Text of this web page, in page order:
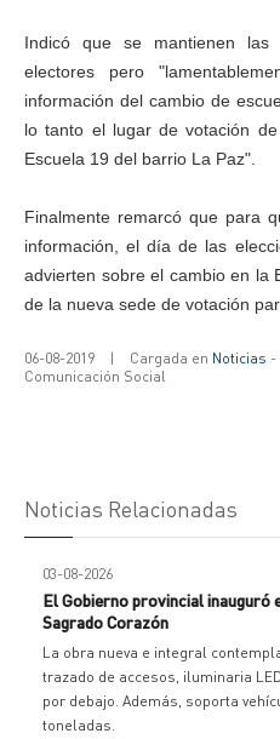
Indicó que se mantienen
electores pero
información del cambio de
lo tanto el lugar de votación
Escuela 19 del barrio La Paz".
Finalmente remarcó que para
información, el día de las
advierten sobre el cambio en la
de la nueva sede de votación
06-08-2019 | Cargada en Noticias -
Comunicación Social
Noticias Relacionadas
03-08-2026
El Gobierno provincial
Sagrado Corazón
La obra nueva e integral
trazado de accesos, iluminaria
por debajo. Además, soporta
toneladas.